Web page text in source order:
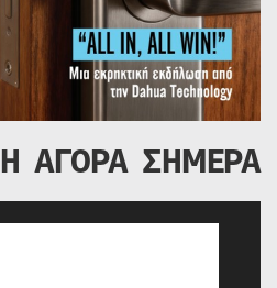
Η ΑΓΟΡΑ ΣΗΜΕΡΑ